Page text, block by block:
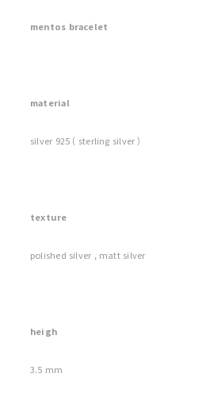
mentos bracelet
material
silver 925 ( sterling silver )
texture
polished silver , matt silver
heigh
3.5 mm